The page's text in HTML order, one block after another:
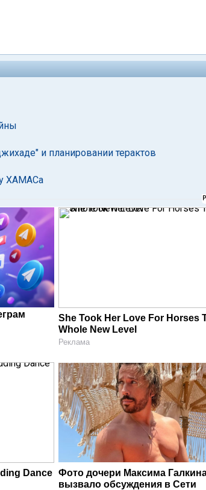
и планировании терактов
ХАМАСа
She Took Her Love For Horses
Whole New Level
Реклама
Dance
Фото дочери Максима
вызвало обсуждения в Сети